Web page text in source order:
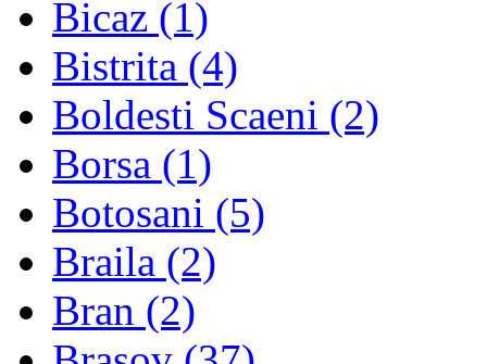
Bicaz (1)
Bistrita (4)
Boldesti Scaeni (2)
Borsa (1)
Botosani (5)
Braila (2)
Bran (2)